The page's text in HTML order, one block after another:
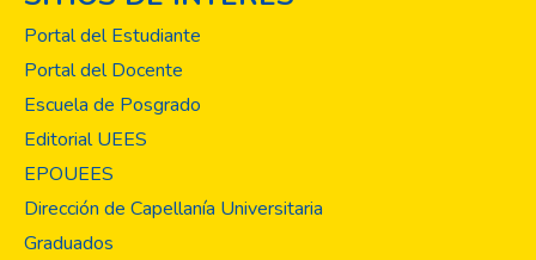
sientan bases para enfrentar los desafíos
se encarne en la vida de las personas
que se pastorean desde nuevos
Portal del Estudiante
Portal del Docente
Escuela de Posgrado
Editorial UEES
EPOUEES
Dirección de Capellanía Universitaria
Graduados